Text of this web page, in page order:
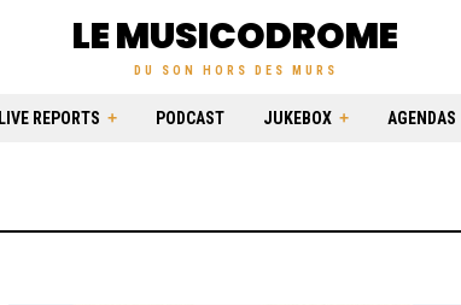
LE MUSICODROME
DU SON HORS DES MURS
LIVE REPORTS PODCAST JUKEBOX AGENDAS